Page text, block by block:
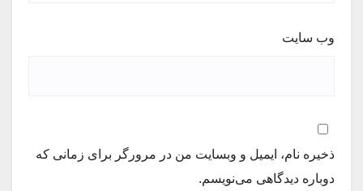
وب‌ سایت
ذخیره نام، ایمیل و وبسایت من در مرورگر برای زمانی که
دوباره دیدگاهی می‌نویسم.